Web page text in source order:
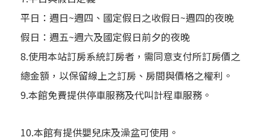
平日：週日~週四、國定假日之收假日~週四的夜晚
假日：週五~週六及國定假日前夕的夜晚
8.使用本站訂房系統訂房者，需同意支付所訂房價之
總金額，以保留線上之訂房、房間與價格之權利。
9.本館免費提供停車服務及代叫計程車服務。
10.本館有提供嬰兒床及澡盆可使用。